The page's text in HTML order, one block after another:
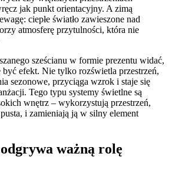
jak punkt orientacyjny. A zimą
ciepłe światło zawieszone nad
atmosferę przytulności, która nie
sześcianu w formie prezentu widać,
efekt. Nie tylko rozświetla przestrzeń,
sezonowe, przyciąga wzrok i staje się
Tego typu systemy świetlne są
wnętrz – wykorzystują przestrzeń,
i zamieniają ją w silny element
ważną rolę